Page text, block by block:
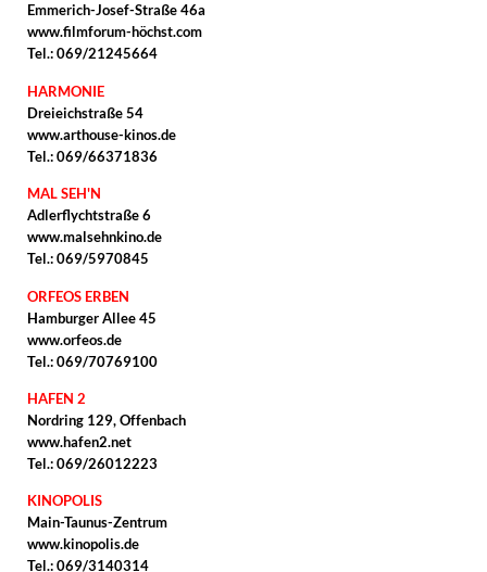
Emmerich-Josef-Straße 46a
www.filmforum-höchst.com
Tel.: 069/21245664
HARMONIE
Dreieichstraße 54
www.arthouse-kinos.de
Tel.: 069/66371836
MAL SEH'N
Adlerflychtstraße 6
www.malsehnkino.de
Tel.: 069/5970845
ORFEOS ERBEN
Hamburger Allee 45
www.orfeos.de
Tel.: 069/70769100
HAFEN 2
Nordring 129, Offenbach
www.hafen2.net
Tel.: 069/26012223
KINOPOLIS
Main-Taunus-Zentrum
www.kinopolis.de
Tel.: 069/3140314